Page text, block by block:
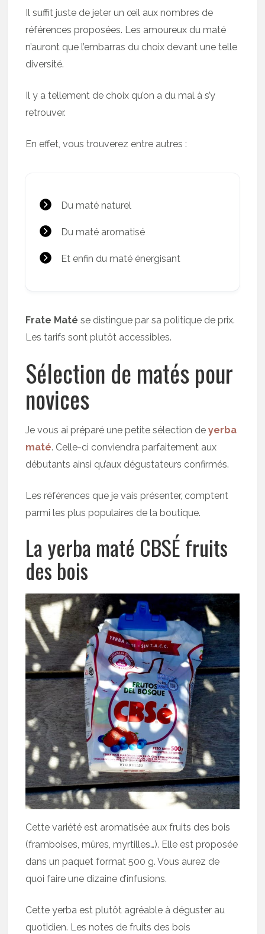
Il suffit juste de jeter un œil aux nombres de
références proposées. Les amoureux du maté
n’auront que l’embarras du choix devant une telle
diversité.
Il y a tellement de choix qu’on a du mal à s’y
retrouver.
En effet, vous trouverez entre autres :
Du maté naturel
Du maté aromatisé
Et enfin du maté énergisant
Frate Matése distingue par sa politique de prix.
Les tarifs sont plutôt accessibles.
Sélection de matés pour
novices
Je vous ai préparé une petite sélection deyerba
maté. Celle-ci conviendra parfaitement aux
débutants ainsi qu’aux dégustateurs confirmés.
Les références que je vais présenter, comptent
parmi les plus populaires de la boutique.
La yerba maté CBSÉ fruits
des bois
Cette variété est aromatisée aux fruits des bois
(framboises, mûres, myrtilles…). Elle est proposée
dans un paquet format 500 g. Vous aurez de
quoi faire une dizaine d’infusions.
Cette yerba est plutôt agréable à déguster au
quotidien. Les notes de fruits des bois